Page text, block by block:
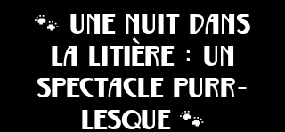
🐾 Une nuit dans
la litière : un
spectacle purr-
lesque 🐾